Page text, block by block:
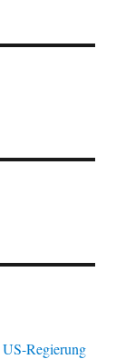
Regierung